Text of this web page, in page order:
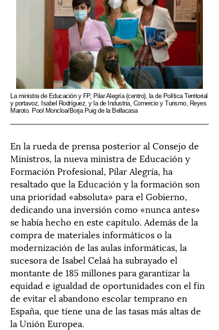
La ministra de Educación y FP, Pilar Alegría (centro), la de Política Territorial
y portavoz, Isabel Rodríguez, y la de Industria, Comercio y Turismo, Reyes
Maroto. Pool Moncloa/Borja Puig de la Bellacasa
En la rueda de prensa posterior al Consejo de
Ministros, la nueva ministra de Educación y
Formación Profesional, Pilar Alegría, ha
resaltado que la Educación y la formación son
una prioridad «absoluta» para el Gobierno,
dedicando una inversión como «nunca antes»
se había hecho en este capítulo. Además de la
compra de materiales informáticos o la
modernización de las aulas informáticas, la
sucesora de Isabel Celaá ha subrayado el
montante de 185 millones para garantizar la
equidad e igualdad de oportunidades con el fin
de evitar el abandono escolar temprano en
España, que tiene una de las tasas más altas de
la Unión Europea.